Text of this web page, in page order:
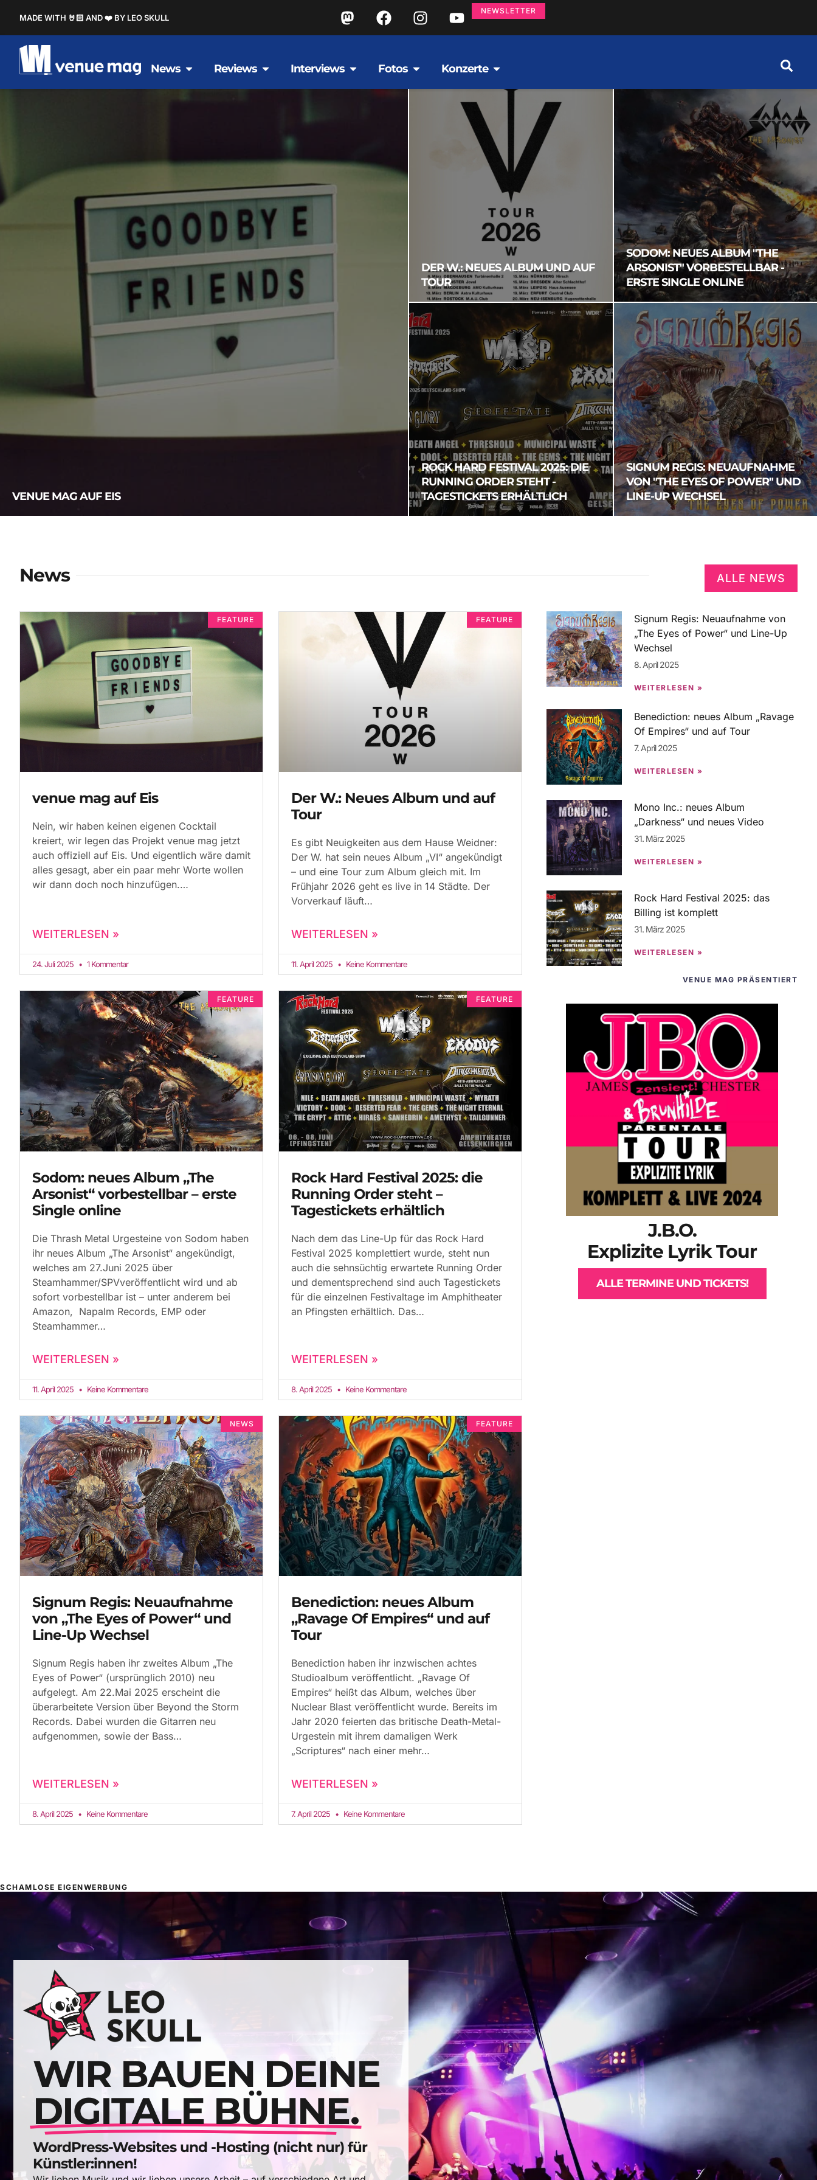
MADE WITH 🤘🏻 AND ❤️ BY LEO SKULL
NEWSLETTER
News Reviews Interviews Fotos Konzerte
VENUE MAG AUF EIS
DER W.: NEUES ALBUM UND AUF
TOUR
SODOM: NEUES ALBUM "THE
ARSONIST" VORBESTELLBAR -
ERSTE SINGLE ONLINE
ROCK HARD FESTIVAL 2025: DIE
RUNNING ORDER STEHT -
TAGESTICKETS ERHÄLTLICH
SIGNUM REGIS: NEUAUFNAHME
VON "THE EYES OF POWER" UND
LINE-UP WECHSEL
News ALLE NEWS
FEATURE
venue mag auf Eis
Nein, wir haben keinen eigenen Cocktail
kreiert, wir legen das Projekt venue mag jetzt
auch offiziell auf Eis. Und eigentlich wäre damit
alles gesagt, aber ein paar mehr Worte wollen
wir dann doch noch hinzufügen.
WEITERLESEN »
24. Juli 2025 1 Kommentar
FEATURE
Der W.: Neues Album und auf
Tour
Es gibt Neuigkeiten aus dem Hause Weidner:
Der W. hat sein neues Album „VI“ angekündigt
– und eine Tour zum Album gleich mit. Im
Frühjahr 2026 geht es live in 14 Städte. Der
Vorverkauf läuft
WEITERLESEN »
11. April 2025 Keine Kommentare
FEATURE
Sodom: neues Album „The
Arsonist“ vorbestellbar – erste
Single online
Die Thrash Metal Urgesteine von Sodom haben
ihr neues Album „The Arsonist“ angekündigt,
welches am 27.Juni 2025 über
Steamhammer/SPVveröffentlicht wird und ab
sofort vorbestellbar ist – unter anderem bei
Amazon, Napalm Records, EMP oder
Steamhammer
WEITERLESEN »
11. April 2025 Keine Kommentare
FEATURE
Rock Hard Festival 2025: die
Running Order steht –
Tagestickets erhältlich
Nach dem das Line-Up für das Rock Hard
Festival 2025 komplettiert wurde, steht nun
auch die sehnsüchtig erwartete Running Order
und dementsprechend sind auch Tagestickets
für die einzelnen Festivaltage im Amphitheater
an Pfingsten erhältlich. Das
WEITERLESEN »
8. April 2025 Keine Kommentare
NEWS
Signum Regis: Neuaufnahme
von „The Eyes of Power“ und
Line-Up Wechsel
Signum Regis haben ihr zweites Album „The
Eyes of Power“ (ursprünglich 2010) neu
aufgelegt. Am 22.Mai 2025 erscheint die
überarbeitete Version über Beyond the Storm
Records. Dabei wurden die Gitarren neu
aufgenommen, sowie der Bass
WEITERLESEN »
8. April 2025 Keine Kommentare
FEATURE
Benediction: neues Album
„Ravage Of Empires“ und auf
Tour
Benediction haben ihr inzwischen achtes
Studioalbum veröffentlicht. „Ravage Of
Empires“ heißt das Album, welches über
Nuclear Blast veröffentlicht wurde. Bereits im
Jahr 2020 feierten das britische Death-Metal-
Urgestein mit ihrem damaligen Werk
„Scriptures“ nach einer mehr
WEITERLESEN »
7. April 2025 Keine Kommentare
Signum Regis: Neuaufnahme von
„The Eyes of Power“ und Line-Up
Wechsel
8. April 2025
WEITERLESEN »
Benediction: neues Album „Ravage
Of Empires“ und auf Tour
7. April 2025
WEITERLESEN »
Mono Inc.: neues Album
„Darkness“ und neues Video
31. März 2025
WEITERLESEN »
Rock Hard Festival 2025: das
Billing ist komplett
31. März 2025
WEITERLESEN »
VENUE MAG PRÄSENTIERT
J.B.O.
Explizite Lyrik Tour
ALLE TERMINE UND TICKETS!
SCHAMLOSE EIGENWERBUNG
WIR BAUEN DEINE
DIGITALE BÜHNE.
WordPress-Websites und -Hosting (nicht nur) für
Künstler:innen!